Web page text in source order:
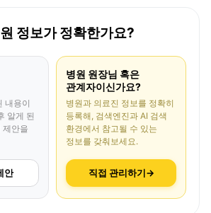
정보가 정확한가요?
내용이
알게 된
제안을
안
병원 원장님 혹은
관계자이신가요?
병원과 의료진 정보를 정확히
등록해, 검색엔진과 AI 검색
환경에서 참고될 수 있는
정보를 갖춰보세요.
직접 관리하기→